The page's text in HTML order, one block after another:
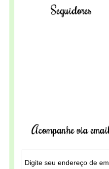
Seguidores
Acompanhe via
Digite seu endereço de